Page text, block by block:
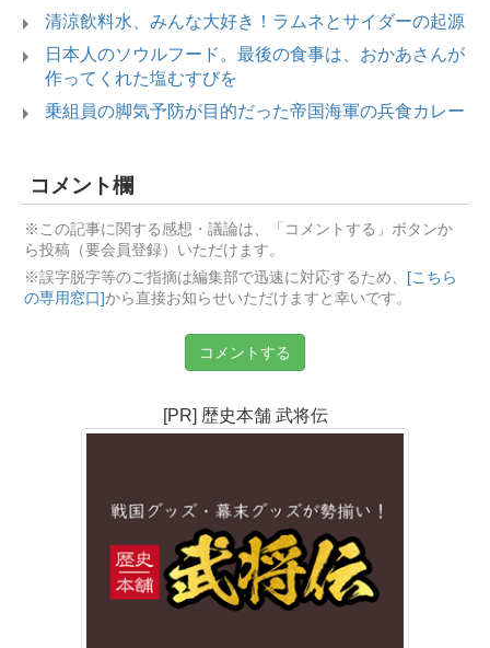
清涼飲料水、みんな大好き！ラムネとサイダーの起源
日本人のソウルフード。最後の食事は、おかあさんが
作ってくれた塩むすびを
乗組員の脚気予防が目的だった帝国海軍の兵食カレー
コメント欄
※この記事に関する感想・議論は、「コメントする」ボタンか
ら投稿（要会員登録）いただけます。
※誤字脱字等のご指摘は編集部で迅速に対応するため、
[こちら
の専用窓口]から直接お知らせいただけますと幸いです。
コメントする
[PR] 歴史本舗 武将伝